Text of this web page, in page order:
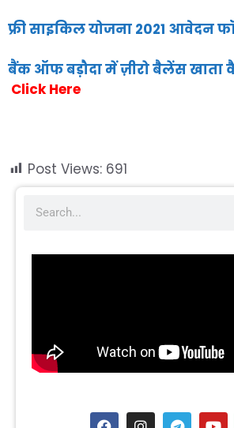
फ्री साइकिल योजना 2021 आवेदन
बैंक ऑफ बड़ौदा में ज़ीरो बैलेंस
Click Here
Post Views: 691